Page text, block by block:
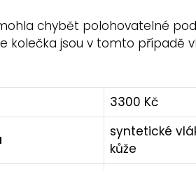
chybět polohovatelné
kolečka jsou v tomto případě
3300 Kč
syntetické
kůže